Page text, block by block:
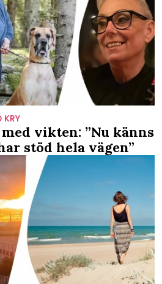
KRY
vikten: ”Nu känns
stöd hela vägen”